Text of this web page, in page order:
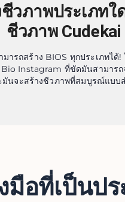
วภาพประเภทใ
ชีวภาพ Cudekai
มารถสร้าง BIOS ทุกประเภทไ
Instagram ที่ขัดมันสามารถ
มันจะสร้างชีวภาพที่สมบูรณ์แบบ
มือที่เป็นป